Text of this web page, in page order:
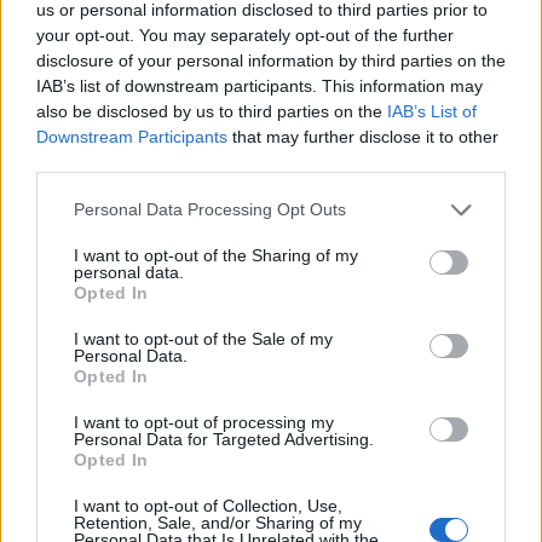
us or personal information disclosed to third parties prior to
your opt-out. You may separately opt-out of the further
disclosure of your personal information by third parties on the
IAB’s list of downstream participants. This information may
also be disclosed by us to third parties on the IAB’s List of
Downstream Participants that may further disclose it to other
Personal Data Processing Opt Outs
I want to opt-out of the Sharing of my
personal data.
Opted In
I want to opt-out of the Sale of my
Personal Data.
Opted In
I want to opt-out of processing my
Personal Data for Targeted Advertising.
Opted In
I want to opt-out of Collection, Use,
Retention, Sale, and/or Sharing of my
Video/ Dy të vrarë dhe 13
të plagosur nga
shpërthimi i një minibusi
pranë Damaskut
Ceuta përballet me krizë
të rëndë humanitare, hyrja
e 72,000 emigrantëve në
dy ditë ndez përplasjet
politike në Spanjë
Profesori i Kembrixhit
akuzave për plagjiaturë
dhe pasaktësi akademike
termometri arrin 42.2